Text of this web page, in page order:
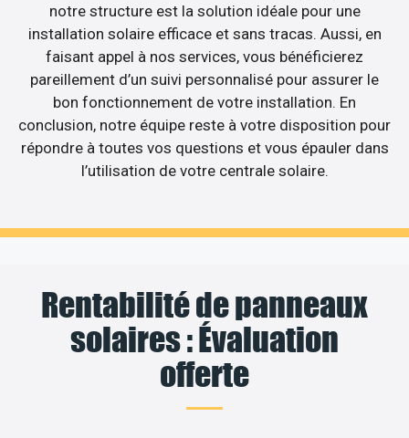
notre structure est la solution idéale pour une
installation solaire efficace et sans tracas. Aussi, en
faisant appel à nos services, vous bénéficierez
pareillement d’un suivi personnalisé pour assurer le
bon fonctionnement de votre installation. En
conclusion, notre équipe reste à votre disposition pour
répondre à toutes vos questions et vous épauler dans
l’utilisation de votre centrale solaire.
Rentabilité de panneaux
solaires : Évaluation
offerte